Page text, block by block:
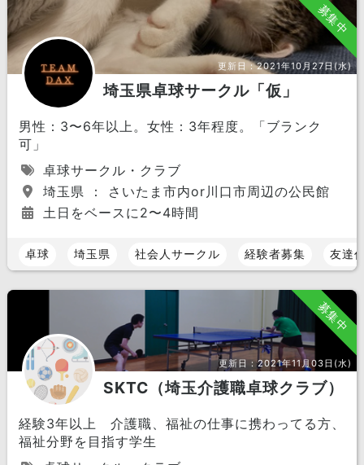
募集中
更新日：2021年10月27日(水)
埼玉県卓球サークル「仮」
男性：3〜6年以上。女性：3年程度。「ブランク
可」
卓球サークル・クラブ
埼玉県 ： さいたま市内or川口市周辺の公民館
土日をベースに2〜4時間
卓球 埼玉県 社会人サークル 経験者募集 友達
募集中
更新日：2021年11月03日(水)
SKTC（埼玉介護職卓球クラブ）
経験3年以上 介護職、福祉の仕事に携わってる方、
福祉分野を目指す学生